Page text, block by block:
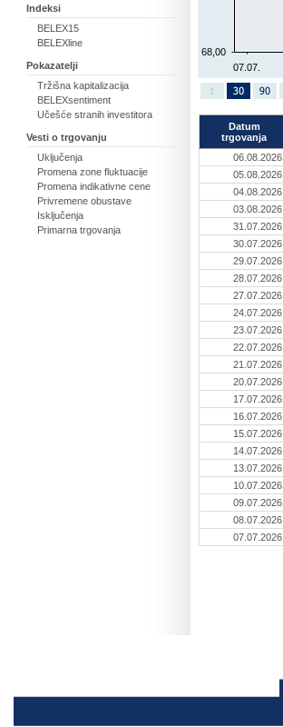
Indeksi
BELEX15
BELEXline
Pokazatelji
Tržišna kapitalizacija
BELEXsentiment
Učešće stranih investitora
Vesti o trgovanju
Uključenja
Promena zone fluktuacije
Promena indikativne cene
Privremene obustave
Isključenja
Primarna trgovanja
07.07.
68,00
Datum
trgovanja
06.08.2026.
05.08.2026.
04.08.2026.
03.08.2026.
31.07.2026.
30.07.2026.
29.07.2026.
28.07.2026.
27.07.2026.
24.07.2026.
23.07.2026.
22.07.2026.
21.07.2026.
20.07.2026.
17.07.2026.
16.07.2026.
15.07.2026.
14.07.2026.
13.07.2026.
10.07.2026.
09.07.2026.
08.07.2026.
07.07.2026.